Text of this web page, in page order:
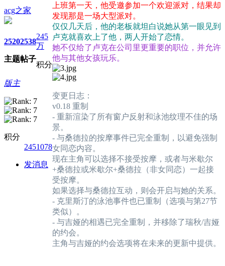
acg之家
2520
主题
2538
帖子
245
万
积分
版主
积分
2451078
发消息
上班第一天，他受邀参加一个欢迎派对，结果却
发现那是一场大型派对。
仅仅几天后，他的老板就坦白说她从第一眼见到
卢克就喜欢上了他，两人开始了恋情。
她不仅给了卢克在公司里更重要的职位，并允许
他与其他女孩玩乐。
变更日志：
v0.18 重制
- 重新渲染了所有窗户反射和泳池纹理不佳的场
景。
- 与桑德拉的按摩事件已完全重制，以避免强制
女同恋内容。
现在主角可以选择不接受按摩，或者与米歇尔
+桑德拉或米歇尔+桑德拉（非女同恋）一起接
受按摩。
如果选择与桑德拉互动，则会开启与她的关系。
- 克里斯汀的泳池事件也已重制（选项与第27节
类似）。
- 与吉娅的相遇已完全重制，并移除了瑞秋/吉娅
的约会。
主角与吉娅的约会选项将在未来的更新中提供。